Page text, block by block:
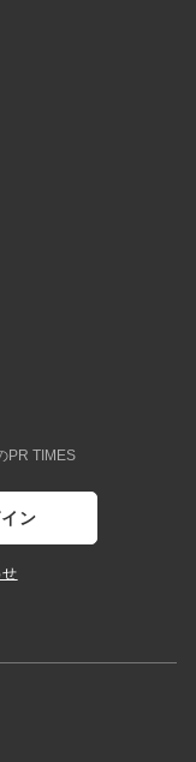
PR TIMES
ン